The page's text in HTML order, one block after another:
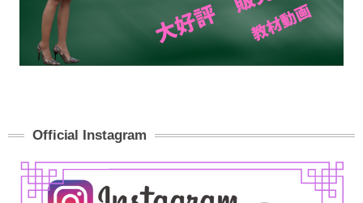
Official Instagram